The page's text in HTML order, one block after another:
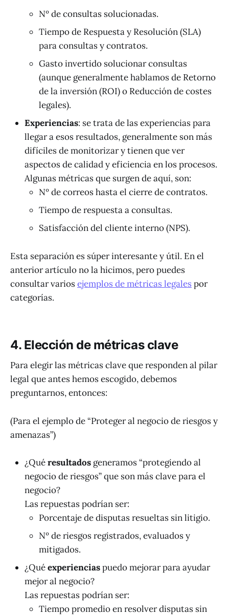
Nº de consultas solucionadas.
Tiempo de Respuesta y Resolución (SLA)
para consultas y contratos.
Gasto invertido solucionar consultas
(aunque generalmente hablamos de Retorno
de la inversión (ROI) o Reducción de costes
legales).
Experiencias: se trata de las experiencias para
llegar a esos resultados, generalmente son más
difíciles de monitorizar y tienen que ver
aspectos de calidad y eficiencia en los procesos.
Algunas métricas que surgen de aquí, son:
Nº de correos hasta el cierre de contratos.
Tiempo de respuesta a consultas.
Satisfacción del cliente interno (NPS).
Esta separación es súper interesante y útil. En el
anterior artículo no la hicimos, pero puedes
consultar variosejemplos de métricas legales por
categorías.
4. Elección de métricas clave
Para elegir las métricas clave que responden al pilar
legal que antes hemos escogido, debemos
preguntarnos, entonces:
(Para el ejemplo de “Proteger al negocio de riesgos y
amenazas”)
¿Quéresultados generamos “protegiendo al
negocio de riesgos” que son más clave para el
negocio?
Las repuestas podrían ser:
Porcentaje de disputas resueltas sin litigio.
Nº de riesgos registrados, evaluados y
mitigados.
¿Quéexperienciaspuedo mejorar para ayudar
mejor al negocio?
Las repuestas podrían ser:
Tiempo promedio en resolver disputas sin